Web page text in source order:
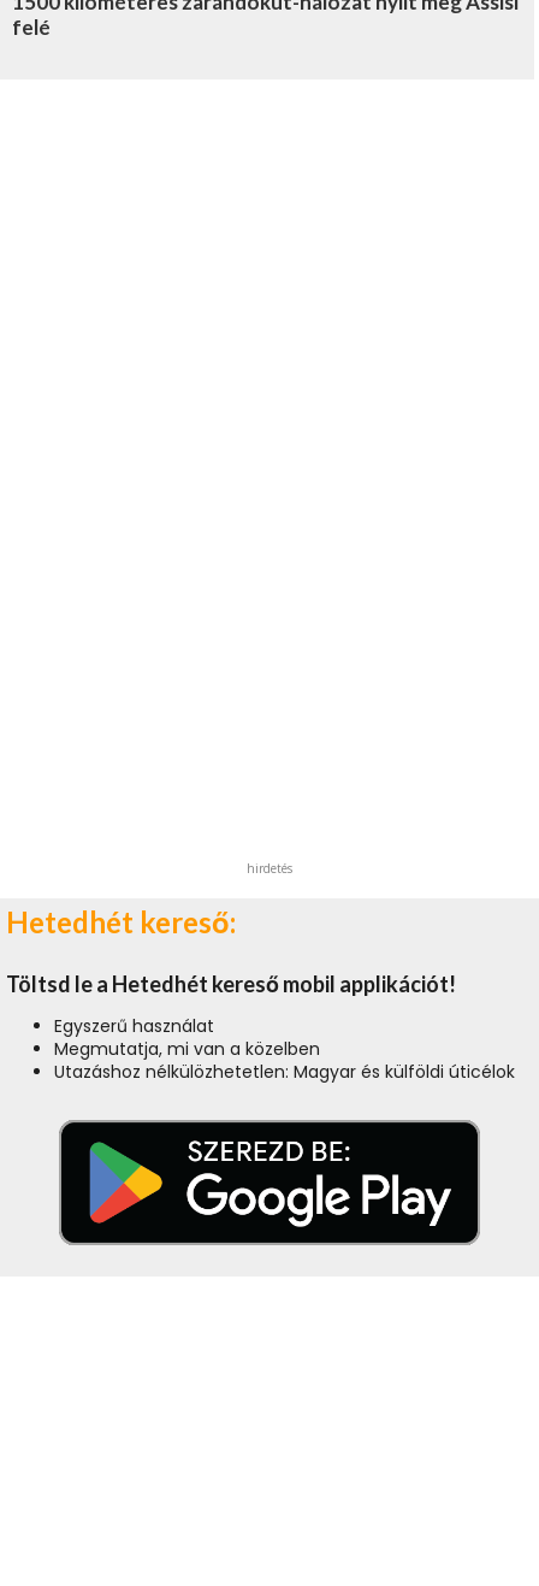
felé
hirdetés
Hetedhét kereső:
Töltsd le a Hetedhét kereső mobil applikációt!
Egyszerű használat
Megmutatja, mi van a közelben
Utazáshoz nélkülözhetetlen: Magyar és külföldi úticélok